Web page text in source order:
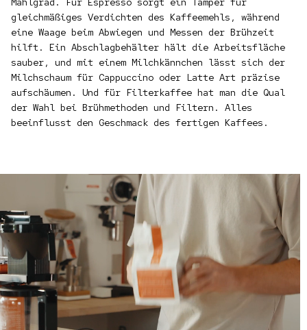
gleichmäßiges Verdichten des Kaffeemehls, während
eine Waage beim Abwiegen und Messen der Brühzeit
hilft. Ein Abschlagbehälter hält die Arbeitsfläche
sauber, und mit einem Milchkännchen lässt sich der
Milchschaum für Cappuccino oder Latte Art präzise
aufschäumen. Und für Filterkaffee hat man die Qual
der Wahl bei Brühmethoden und Filtern. Alles
beeinflusst den Geschmack des fertigen Kaffees.